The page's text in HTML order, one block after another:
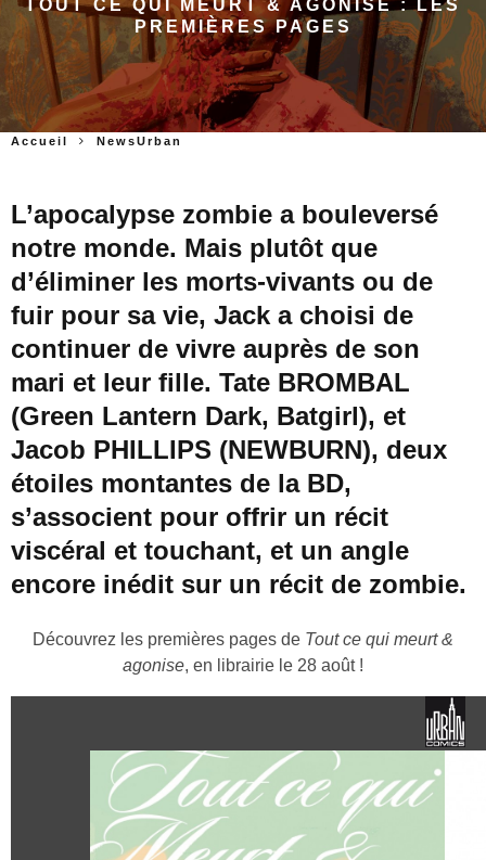
TOUT CE QUI MEURT & AGONISE : LES
PREMIÈRES PAGES
Accueil NewsUrban
L’apocalypse zombie a bouleversé
notre monde. Mais plutôt que
d’éliminer les morts-vivants ou de
fuir pour sa vie, Jack a choisi de
continuer de vivre auprès de son
mari et leur fille. Tate BROMBAL
(Green Lantern Dark, Batgirl), et
Jacob PHILLIPS (NEWBURN), deux
étoiles montantes de la BD,
s’associent pour offrir un récit
viscéral et touchant, et un angle
encore inédit sur un récit de zombie.
Découvrez les premières pages de Tout ce qui meurt &
agonise, en librairie le 28 août !